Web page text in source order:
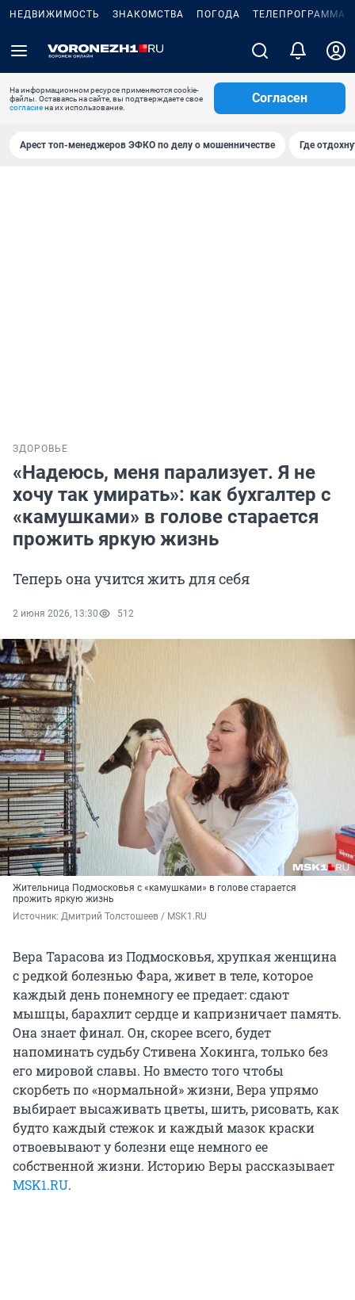
НЕДВИЖИМОСТЬ ЗНАКОМСТВА ПОГОДА ТЕЛЕПРОГРАММА
На информационном ресурсе применяются cookie-
файлы. Оставаясь на сайте, вы подтверждаете свое
согласиена их использование.
Согласен
Арест топ-менеджеров ЭФКО по делу о мошенничестве Где
ЗДОРОВЬЕ
«Надеюсь, меня парализует. Я не
хочу так умирать»: как бухгалтер с
«камушками» в голове старается
прожить яркую жизнь
Теперь она учится жить для себя
2 июня 2026, 13:30 512
Жительница Подмосковья с «камушками» в голове старается
прожить яркую жизнь
Источник: Дмитрий Толстошеев / MSK1.RU
Вера Тарасова из Подмосковья, хрупкая женщина
с редкой болезнью Фара, живет в теле, которое
каждый день понемногу ее предает: сдают
мышцы, барахлит сердце и капризничает память.
Она знает финал. Он, скорее всего, будет
напоминать судьбу Стивена Хокинга, только без
его мировой славы. Но вместо того чтобы
скорбеть по «нормальной» жизни, Вера упрямо
выбирает высаживать цветы, шить, рисовать, как
будто каждый стежок и каждый мазок краски
отвоевывают у болезни еще немного ее
собственной жизни. Историю Веры рассказывает
MSK1.RU.